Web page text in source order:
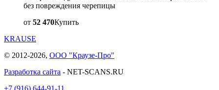
без повреждения черепицы
от 52 470Купить
KRAUSE
© 2012-2026, ООО "Краузе-Про"
Разработка сайта - NET-SCANS.RU
+7 (916) 644-91-11